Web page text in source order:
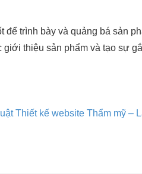
để trình bày và quảng bá sản
thiệu sản phẩm và tạo sự
Thiết kế website Thẩm mỹ –